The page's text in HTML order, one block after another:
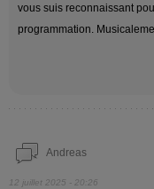
vous suis reconnaissant
programmation.
Andreas
12 juillet 2025 - 20:26